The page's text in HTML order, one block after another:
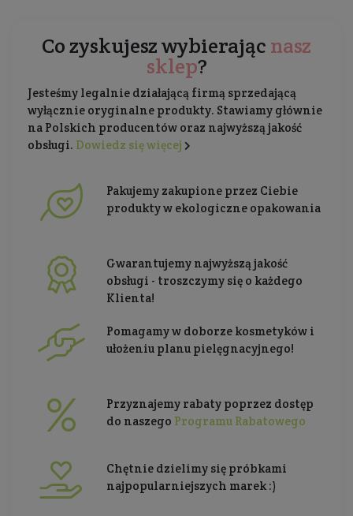
Co zyskujesz wybierając nasz
sklep?
Jesteśmy legalnie działającą firmą sprzedającą
wyłącznie oryginalne produkty. Stawiamy głównie
na Polskich producentów oraz najwyższą jakość
obsługi. Dowiedz się więcej
Pakujemy zakupione przez Ciebie
produkty w ekologiczne opakowania
Gwarantujemy najwyższą jakość
obsługi - troszczymy się o każdego
Klienta!
Pomagamy w doborze kosmetyków i
ułożeniu planu pielęgnacyjnego!
Przyznajemy rabaty poprzez dostęp
do naszego Programu Rabatowego
Chętnie dzielimy się próbkami
najpopularniejszych marek :)